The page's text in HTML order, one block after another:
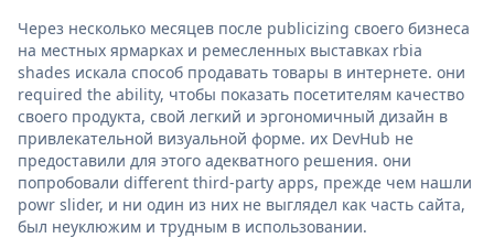
Через несколько месяцев после publicizing своего бизнеса
на местных ярмарках и ремесленных выставках rbia
shades искала способ продавать товары в интернете. они
required the ability, чтобы показать посетителям качество
своего продукта, свой легкий и эргономичный дизайн в
привлекательной визуальной форме. их DevHub не
предоставили для этого адекватного решения. они
попробовали different third-party apps, прежде чем нашли
powr slider, и ни один из них не выглядел как часть сайта,
был неуклюжим и трудным в использовании.